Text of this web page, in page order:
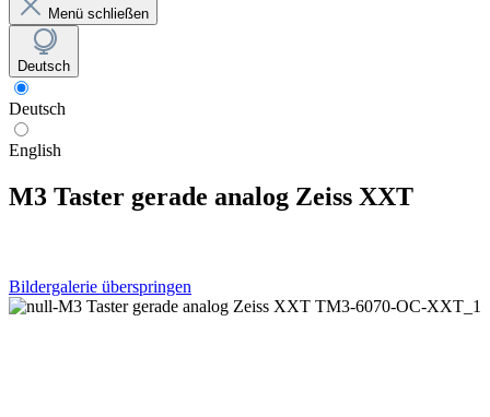
Menü schließen
Deutsch
Deutsch
English
M3 Taster gerade analog Zeiss XXT
Bildergalerie überspringen